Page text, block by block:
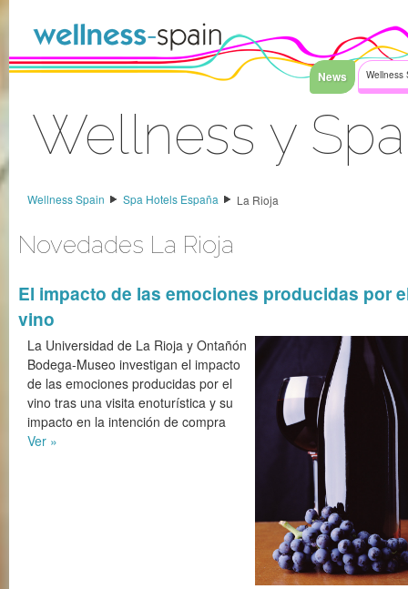
News Wellness
Wellness y
Wellness Spain
Spa Hotels España La Rioja
Novedades La Rioja
El impacto de las emociones producidas por
vino
La Universidad de La Rioja y Ontañón
Bodega-Museo investigan el impacto
de las emociones producidas por el
vino tras una visita enoturística y su
impacto en la intención de compra
Ver »